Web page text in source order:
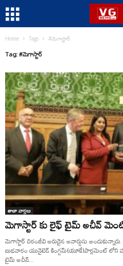
Home Tags #మెగాస్టార్
Tag: #మెగాస్టార్
తాజా వార్తలు
మెగాస్టార్ కు లైఫ్ టైమ్ అచీవ్
మెగాస్టార్ చిరంజీవి అరుదైన అవార్డును
బుధవారం యునైటెడ్ కింగ్డమ్(యూకే)పార్లమెంట్ లోని
టైమ్ అచీవ్...